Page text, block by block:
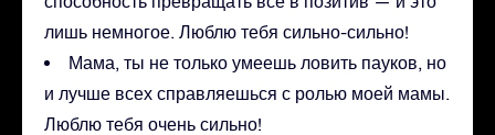
лишь немногое. Люблю тебя сильно-сильно!
Мама, ты не только умеешь ловить пауков, но
и лучше всех справляешься с ролью моей мамы.
Люблю тебя очень сильно!